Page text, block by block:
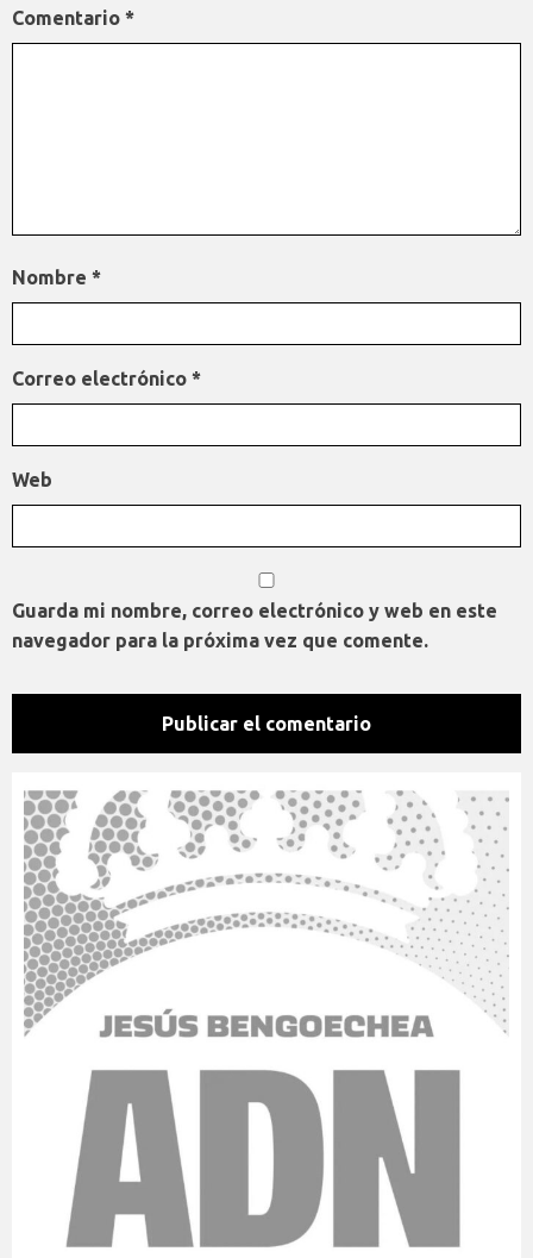
Comentario *
Nombre *
Correo electrónico *
Web
Guarda mi nombre, correo electrónico y web en este
navegador para la próxima vez que comente.